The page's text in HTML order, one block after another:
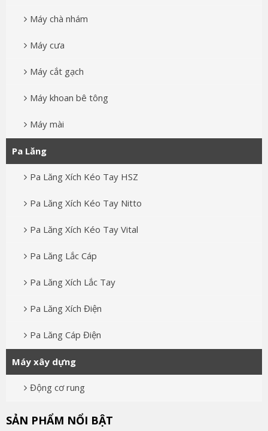
Máy chà nhám
Máy cưa
Máy cắt gạch
Máy khoan bê tông
Máy mài
Pa Lăng
Pa Lăng Xích Kéo Tay HSZ
Pa Lăng Xích Kéo Tay Nitto
Pa Lăng Xích Kéo Tay Vital
Pa Lăng Lắc Cáp
Pa Lăng Xích Lắc Tay
Pa Lăng Xích Điện
Pa Lăng Cáp Điện
Máy xây dựng
Động cơ rung
SẢN PHẨM NỔI BẬT